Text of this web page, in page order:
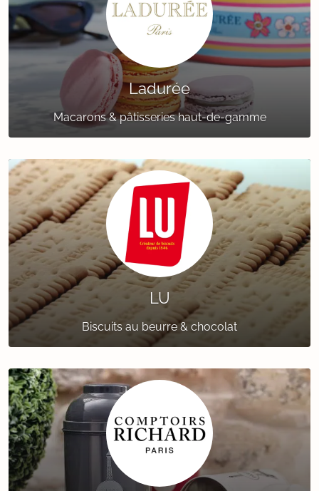
Ladurée
Macarons & pâtisseries haut-de-gamme
LU
Biscuits au beurre & chocolat